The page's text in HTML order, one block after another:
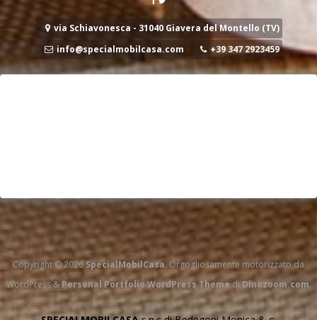
via Schiavonesca - 31040 Giavera del Montello (TV)
info@specialmobilcasa.com
+39 347 2923459
Copyright © 2026SpecialMobilCasa. Orgogliosamente motorizzato da
WordPress& Personal Portfolio WordPress ThemediDinozoom.com.